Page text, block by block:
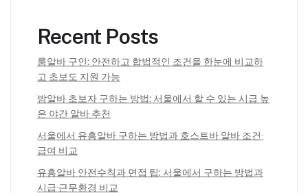
Recent Posts
룸알바 구인: 안전하고 합법적인 조건을 한눈에 비교하
고 초보도 지원 가능
밤알바 초보자 구하는 방법: 서울에서 할 수 있는 시급 높
은 야간 알바 추천
서울에서 유흥알바 구하는 방법과 호스트바 알바 조건·
급여 비교
유흥알바 안전수칙과 면접 팁: 서울에서 구하는 방법과
시급·근무환경 비교